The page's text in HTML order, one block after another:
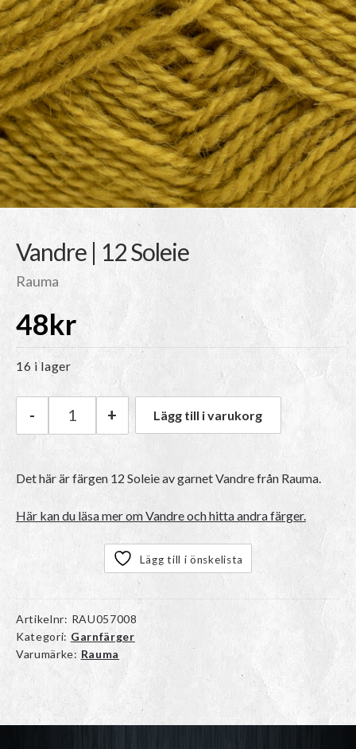
Vandre | 12 Soleie
Rauma
48kr
16 i lager
Rauma Vandre | 12 Soleie mängd
- + Lägg till i varukorg
Det här är färgen 12 Soleie av garnetVandrefrån Rauma.
Här kan du läsa mer om Vandre och hitta andra färger.
Lägg till i önskelista
Artikelnr: RAU057008
Kategori: Garnfärger
Varumärke: Rauma